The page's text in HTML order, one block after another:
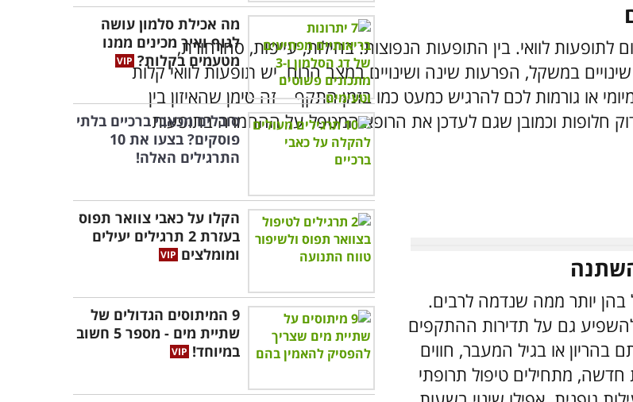
לתופעות לוואי. בין התופעות הנפוצות: בחילות, עייפות, סחרחורת,
במשקל, הפרעות שינה ושינויים במצב הרוח. יש תופעות לוואי קלות
או גורמות לכם להרגיש כמעט כמו בזמן התקף – זה סימן שהאיזון בין
חלופות וכמובן שגם לעדכן את הרופא המטפל על ההחמרה בתופעות
בהן יותר ממה שנדמה לרבים.
להשפיע גם על תדירות ההתקפים
או בגיל המעבר, חווים
מתחילים טיפול תרופתי
מה אכילת סלמון עושה
לגוף ואיך מכינים ממנו
מטעמים בקלות?
סובלים מכאבי ברכיים בלתי
פוסקים? בצעו את 10
התרגילים האלה!
הקלו על כאבי צוואר תפוס
בעזרת 2 תרגילים יעילים
ומומלצים
9 המיתוסים הגדולים של
שתיית מים - מספר 5 חשוב
במיוחד!